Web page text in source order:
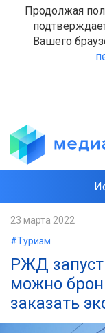
Продолжая
Вашего
23 марта 2022
#Туризм
РЖД
можно
заказать